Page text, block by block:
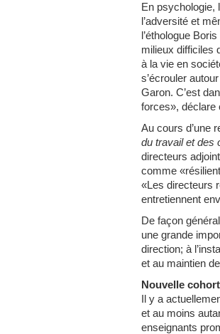
En psychologie,
l’adversité et
l’éthologue
milieux difficiles
à la vie en
s’écrouler
Garon. C’est
forces», déclare
Au cours d’une
du travail et des
directeurs
comme
«Les directeurs
entretiennent
De façon
une grande
direction; à
et au maintien
Nouvelle
Il y a
et au moins
enseignants